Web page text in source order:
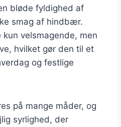
bløde fyldighed af
smag af hindbær.
velsmagende, men
hvilket gør den til et
og festlige
på mange måder, og
syrlighed, der